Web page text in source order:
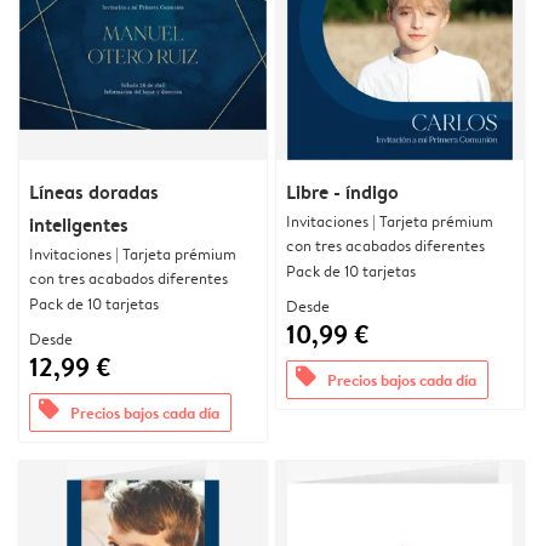
Líneas doradas
inteligentes
Invitaciones | Tarjeta prémium
con tres acabados diferentes
Pack de 10 tarjetas
Desde
12,99 €
offers Precios bajos cada día
Libre - índigo
Invitaciones | Tarjeta prémium
con tres acabados diferentes
Pack de 10 tarjetas
Desde
10,99 €
offers Precios bajos cada día